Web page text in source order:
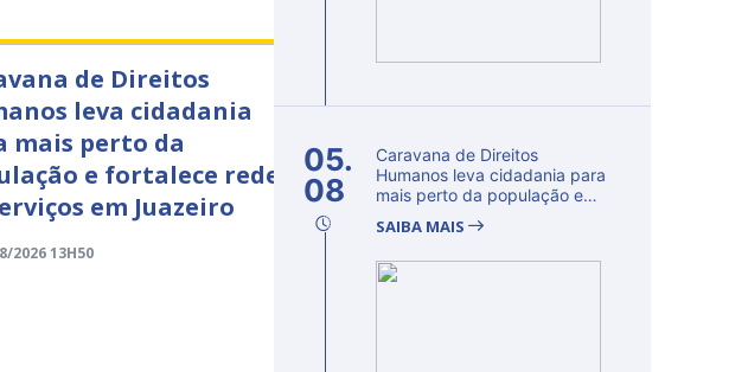
de Direitos
leva cidadania
mais perto da
e fortalece rede
em Juazeiro
2026 13H50
05.
08
Caravana de Direitos
Humanos leva cidadania para
mais perto da população e
SAIBA MAIS